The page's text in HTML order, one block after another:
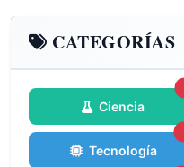
CATEGORÍAS
Ciencia
Tecnología